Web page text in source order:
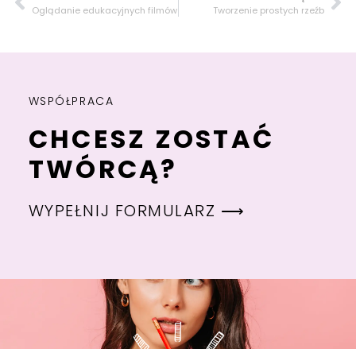
Oglądanie edukacyjnych filmów Tworzenie prostych rzeźb
WSPÓŁPRACA
CHCESZ ZOSTAĆ
TWÓRCĄ?
WYPEŁNIJ FORMULARZ ⟶